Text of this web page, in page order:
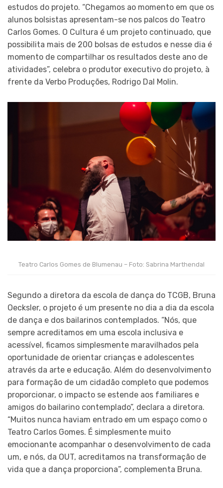
estudos do projeto. “Chegamos ao momento em que os
alunos bolsistas apresentam-se nos palcos do Teatro
Carlos Gomes. O Cultura é um projeto continuado, que
possibilita mais de 200 bolsas de estudos e nesse dia é
momento de compartilhar os resultados deste ano de
atividades”, celebra o produtor executivo do projeto, à
frente da Verbo Produções, Rodrigo Dal Molin.
Teatro Carlos Gomes de Blumenau – Foto: Sabrina Marthendal
Segundo a diretora da escola de dança do TCGB, Bruna
Oecksler, o projeto é um presente no dia a dia da escola
de dança e dos bailarinos contemplados. “Nós, que
sempre acreditamos em uma escola inclusiva e
acessível, ficamos simplesmente maravilhados pela
oportunidade de orientar crianças e adolescentes
através da arte e educação. Além do desenvolvimento
para formação de um cidadão completo que podemos
proporcionar, o impacto se estende aos familiares e
amigos do bailarino contemplado”, declara a diretora.
“Muitos nunca haviam entrado em um espaço como o
Teatro Carlos Gomes. É simplesmente muito
emocionante acompanhar o desenvolvimento de cada
um, e nós, da OUT, acreditamos na transformação de
vida que a dança proporciona”, complementa Bruna.